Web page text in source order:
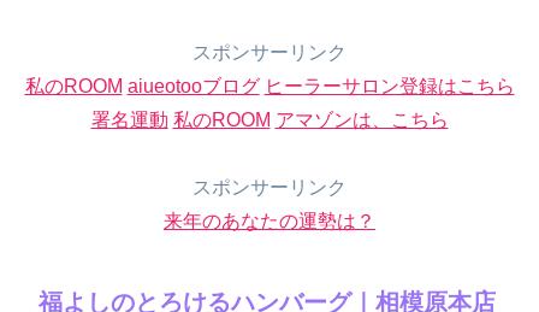
スポンサーリンク
私のROOM aiueotooブログ ヒーラーサロン登録はこちら
署名運動 私のROOM アマゾンは、こちら
スポンサーリンク
来年のあなたの運勢は？
福よしのとろけるハンバーグ｜相模原本店